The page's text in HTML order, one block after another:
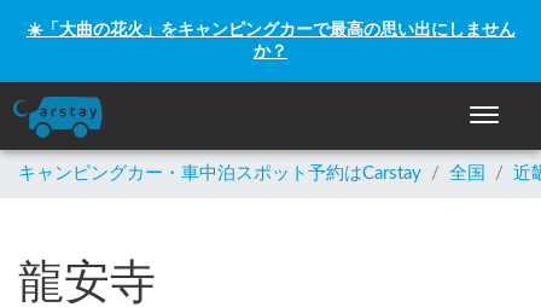
☀️「大曲の花火」をキャンピングカーで最高の思い出にしません
か？
ナビゲ
キャンピングカー・車中泊スポット予約はCarstay / 全国 / 近
龍安寺